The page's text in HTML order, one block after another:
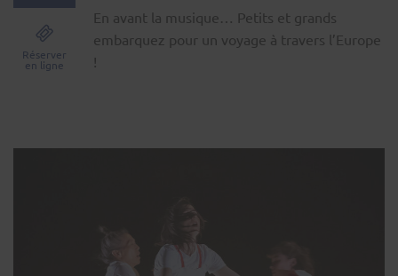
En avant la musique… Petits et grands
embarquez pour un voyage à travers l’Europe
!
Réserver
en ligne